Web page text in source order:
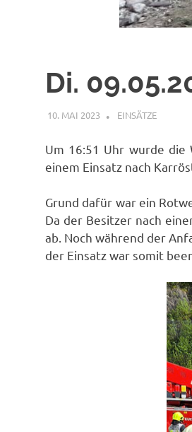
Di.
10. MAI 2023 RAINER
EINSÄTZE
Um 16:51 Uhr wurde die
einem Einsatz nach
Grund dafür war ein
Da der Besitzer nach
ab. Noch während der
der Einsatz war somit